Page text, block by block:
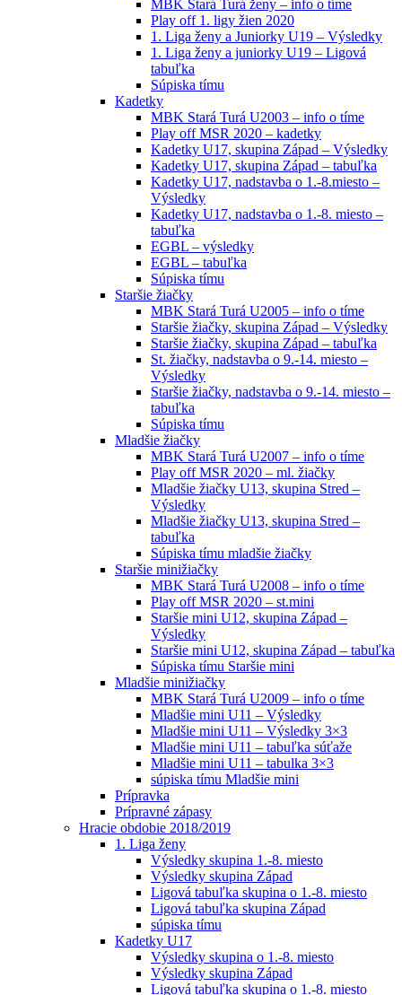
MBK Stará Turá ženy – info o tíme
Play off 1. ligy žien 2020
1. Liga ženy a Juniorky U19 – Výsledky
1. Liga ženy a juniorky U19 – Ligová
tabuľka
Súpiska tímu
Kadetky
MBK Stará Turá U2003 – info o tíme
Play off MSR 2020 – kadetky
Kadetky U17, skupina Západ – Výsledky
Kadetky U17, skupina Západ – tabuľka
Kadetky U17, nadstavba o 1.-8.miesto –
Výsledky
Kadetky U17, nadstavba o 1.-8. miesto –
tabuľka
EGBL – výsledky
EGBL – tabuľka
Súpiska tímu
Staršie žiačky
MBK Stará Turá U2005 – info o tíme
Staršie žiačky, skupina Západ – Výsledky
Staršie žiačky, skupina Západ – tabuľka
St. žiačky, nadstavba o 9.-14. miesto –
Výsledky
Staršie žiačky, nadstavba o 9.-14. miesto –
tabuľka
Súpiska tímu
Mladšie žiačky
MBK Stará Turá U2007 – info o tíme
Play off MSR 2020 – ml. žiačky
Mladšie žiačky U13, skupina Stred –
Výsledky
Mladšie žiačky U13, skupina Stred –
tabuľka
Súpiska tímu mladšie žiačky
Staršie minižiačky
MBK Stará Turá U2008 – info o tíme
Play off MSR 2020 – st.mini
Staršie mini U12, skupina Západ –
Výsledky
Staršie mini U12, skupina Západ – tabuľka
Súpiska tímu Staršie mini
Mladšie minižiačky
MBK Stará Turá U2009 – info o tíme
Mladšie mini U11 – Výsledky
Mladšie mini U11 – Výsledky 3×3
Mladšie mini U11 – tabuľka súťaže
Mladšie mini U11 – tabulka 3×3
súpiska tímu Mladšie mini
Prípravka
Prípravné zápasy
Hracie obdobie 2018/2019
1. Liga ženy
Výsledky skupina 1.-8. miesto
Výsledky skupina Západ
Ligová tabuľka skupina o 1.-8. miesto
Ligová tabuľka skupina Západ
súpiska tímu
Kadetky U17
Výsledky skupina o 1.-8. miesto
Výsledky skupina Západ
Ligová tabuľka skupina o 1.-8. miesto